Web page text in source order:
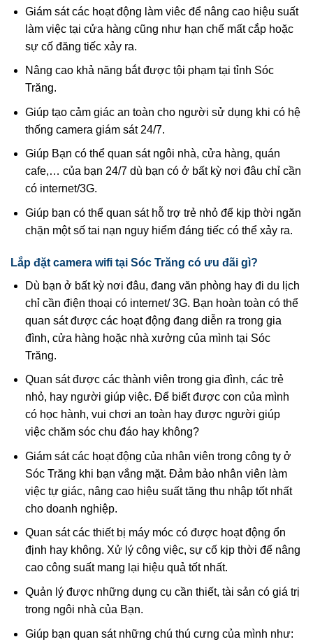
Giám sát các hoạt động làm viêc để nâng cao hiệu suất
làm việc tại cửa hàng cũng như hạn chế mất cắp hoặc
sự cố đăng tiếc xảy ra.
Nâng cao khả năng bắt được tội phạm tại tỉnh Sóc
Trăng.
Giúp tạo cảm giác an toàn cho người sử dụng khi có hệ
thống camera giám sát 24/7.
Giúp Bạn có thể quan sát ngôi nhà, cửa hàng, quán
cafe,… của bạn 24/7 dù bạn có ở bất kỳ nơi đâu chỉ cần
có internet/3G.
Giúp bạn có thể quan sát hỗ trợ trẻ nhỏ để kịp thời ngăn
chặn một số tai nạn nguy hiểm đáng tiếc có thể xảy ra.
Lắp đặt camera wifi tại Sóc Trăng có ưu đãi gì?
Dù bạn ở bất kỳ nơi đâu, đang văn phòng hay đi du lịch
chỉ cần điện thoại có internet/ 3G. Bạn hoàn toàn có thể
quan sát được các hoạt động đang diễn ra trong gia
đình, cửa hàng hoặc nhà xưởng của mình tại Sóc
Trăng.
Quan sát được các thành viên trong gia đình, các trẻ
nhỏ, hay người giúp việc. Để biết được con của mình
có học hành, vui chơi an toàn hay được người giúp
việc chăm sóc chu đáo hay không?
Giám sát các hoạt động của nhân viên trong công ty ở
Sóc Trăng khi bạn vắng mặt. Đảm bảo nhân viên làm
việc tự giác, nâng cao hiệu suất tăng thu nhập tốt nhất
cho doanh nghiệp.
Quan sát các thiết bị máy móc có được hoạt động ổn
định hay không. Xử lý công việc, sự cố kịp thời để nâng
cao công suất mang lại hiệu quả tốt nhất.
Quản lý được những dụng cụ cần thiết, tài sản có giá trị
trong ngôi nhà của Bạn.
Giúp bạn quan sát những chú thú cưng của mình như: